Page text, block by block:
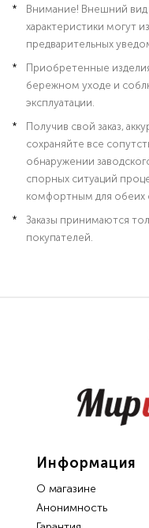
Внимание! Внешний вид
характеристики могут
предварительных
Приобретенные
бережном уходе и
эксплуатации.
Получив свой заказ,
сохраняйте все
обнаружении
спорных ситуаций
комфортным для обеих
Заказы принимаются
покупателей.
Информация
О магазине
Анонимность